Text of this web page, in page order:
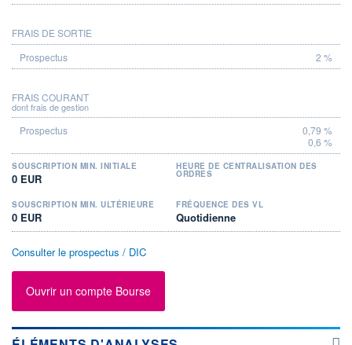
FRAIS DE SORTIE
2 %
FRAIS COURANT
dont frais de gestion
0,79 %
0,6 %
SOUSCRIPTION MIN. INITIALE
0 EUR
HEURE DE CENTRALISATION DES
ORDRES
SOUSCRIPTION MIN. ULTÉRIEURE
0 EUR
FRÉQUENCE DES VL
Quotidienne
Consulter le prospectus / DIC
Ouvrir un compte Bourse